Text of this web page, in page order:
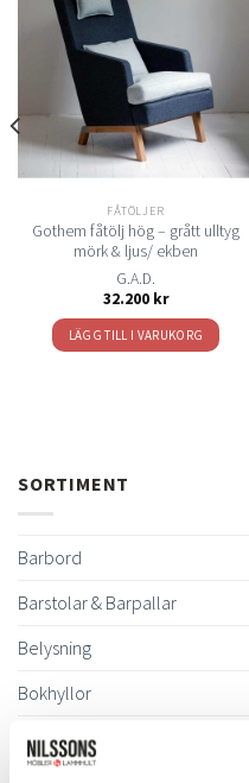
önskelistan
FÅTÖLJER
Gothem fåtölj hög – grått ulltyg
mörk & ljus/ ekben
G.A.D.
32.200 kr
LÄGG TILL I VARUKORG
SORTIMENT
Barbord
Barstolar & Barpallar
Belysning
Bokhyllor
Byråer